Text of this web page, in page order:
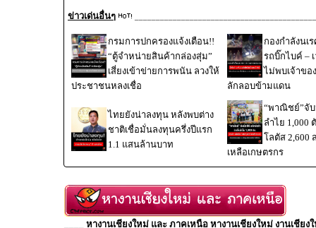
ข่าวเด่นอื่นๆ
กรมการปกครองแจ้งเตือน!!
“ตู้จำหน่ายสินค้ากล่องสุ่ม”
เสี่ยงเข้าข่ายการพนัน ลวงให้
ประชาชนหลงเชื่อ
กองกำลังนเ
รถบิ๊กไบค์ –
ไม่พบเจ้าขอ
ลักลอบข้ามแดน
ไทยยังน่าลงทุน หลังพบต่าง
ชาติเชื่อมั่นลงทุนครึ่งปีแรก
1.1 แสนล้านบาท
“พาณิชย์”จั
ลำไย 1,000
โลตัส 2,600
เหลือเกษตรกร
____ หางานเชียงใหม่ และ ภาคเหนือ หางานเชียงใหม่ งานเชียง